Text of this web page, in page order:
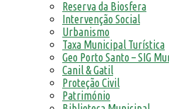
Reserva da Biosfera
Intervenção Social
Urbanismo
Taxa Municipal Turística
Geo Porto Santo – SIG
Canil & Gatil
Proteção Civil
Património